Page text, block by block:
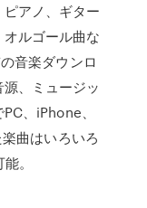
アノ、ギター
ルゴール曲な
音楽ダウンロ
、ミュージッ
、iPhone、
曲はいろいろ
。